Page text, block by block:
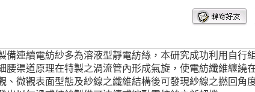
備連續電紡紗多為溶液型靜電紡絲，本研究成功利用自
腰渠道原理在特製之渦流管內形成氣旋，使電紡纖維纏
、微觀表面型態及紗線之纖維結構後可發現紗線之撚回